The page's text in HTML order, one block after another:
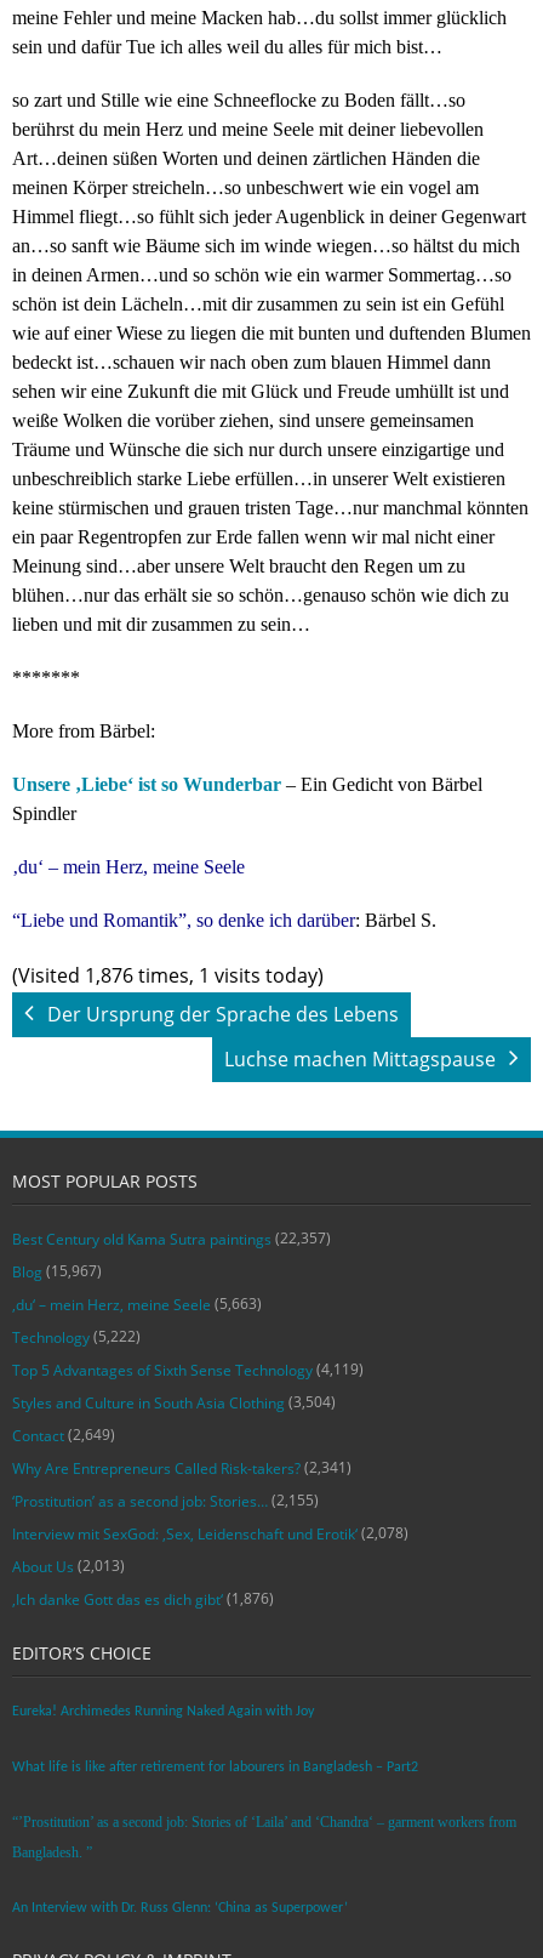
meine Fehler und meine Macken hab…du sollst immer glücklich
sein und dafür Tue ich alles weil du alles für mich bist…
so zart und Stille wie eine Schneeflocke zu Boden fällt…so
berührst du mein Herz und meine Seele mit deiner liebevollen
Art…deinen süßen Worten und deinen zärtlichen Händen die
meinen Körper streicheln…so unbeschwert wie ein vogel am
Himmel fliegt…so fühlt sich jeder Augenblick in deiner Gegenwart
an…so sanft wie Bäume sich im winde wiegen…so hältst du mich
in deinen Armen…und so schön wie ein warmer Sommertag…so
schön ist dein Lächeln…mit dir zusammen zu sein ist ein Gefühl
wie auf einer Wiese zu liegen die mit bunten und duftenden Blumen
bedeckt ist…schauen wir nach oben zum blauen Himmel dann
sehen wir eine Zukunft die mit Glück und Freude umhüllt ist und
weiße Wolken die vorüber ziehen, sind unsere gemeinsamen
Träume und Wünsche die sich nur durch unsere einzigartige und
unbeschreiblich starke Liebe erfüllen…in unserer Welt existieren
keine stürmischen und grauen tristen Tage…nur manchmal könnten
ein paar Regentropfen zur Erde fallen wenn wir mal nicht einer
Meinung sind…aber unsere Welt braucht den Regen um zu
blühen…nur das erhält sie so schön…genauso schön wie dich zu
lieben und mit dir zusammen zu sein…
*******
More from Bärbel:
Unsere ‚Liebe‘ ist so Wunderbar – Ein Gedicht von Bärbel
Spindler
‚du‘ – mein Herz, meine Seele
“Liebe und Romantik”, so denke ich darüber: Bärbel S.
(Visited 1,876 times, 1 visits today)
Der Ursprung der Sprache des Lebens
Luchse machen Mittagspause
MOST POPULAR POSTS
Best Century old Kama Sutra paintings (22,357)
Blog (15,967)
‚du‘ – mein Herz, meine Seele (5,663)
Technology(5,222)
Top 5 Advantages of Sixth Sense Technology(4,119)
Styles and Culture in South Asia Clothing (3,504)
Contact(2,649)
Why Are Entrepreneurs Called Risk-takers?(2,341)
‘Prostitution’ as a second job: Stories…(2,155)
Interview mit SexGod: ‚Sex, Leidenschaft und Erotik‘(2,078)
About Us (2,013)
‚Ich danke Gott das es dich gibt‘(1,876)
EDITOR’S CHOICE
Eureka! Archimedes Running Naked Again with Joy
What life is like after retirement for labourers in Bangladesh – Part2
“’Prostitution’ as a second job: Stories of ‘Laila’ and ‘Chandra‘ – garment workers from
Bangladesh. ”
An Interview with Dr. Russ Glenn: ‘China as Superpower’